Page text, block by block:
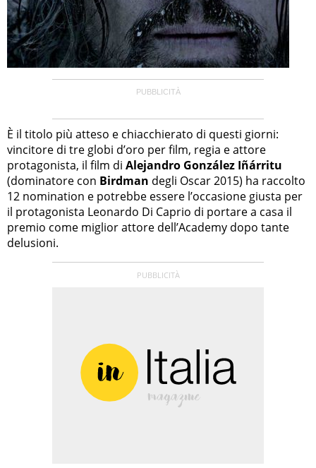
È il titolo più atteso e chiacchierato di questi giorni:
vincitore di tre globi d’oro per film, regia e attore
protagonista, il film di Alejandro González Iñárritu
(dominatore con Birdman degli Oscar 2015) ha raccolto
12 nomination e potrebbe essere l’occasione giusta per
il protagonista Leonardo Di Caprio di portare a casa il
premio come miglior attore dell’Academy dopo tante
delusioni.